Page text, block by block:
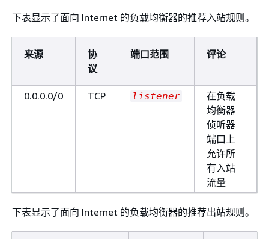
下表显示了面向 Internet 的负载均衡器的推荐入站规则。
来源
协
议
端口范围 评论
0.0.0.0/0 TCP listener
在负载
均衡器
侦听器
端口上
允许所
有入站
流量
下表显示了面向 Internet 的负载均衡器的推荐出站规则。